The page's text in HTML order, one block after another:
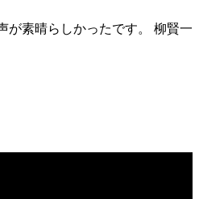
が素晴らしかったです。 柳賢一